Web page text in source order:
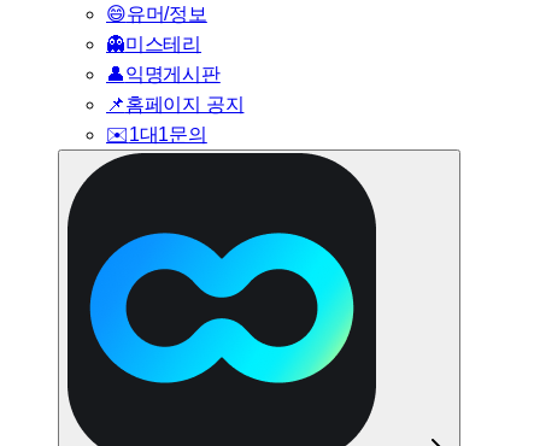
😄유머/정보
👻미스테리
👤익명게시판
📌홈페이지 공지
✉️1대1문의